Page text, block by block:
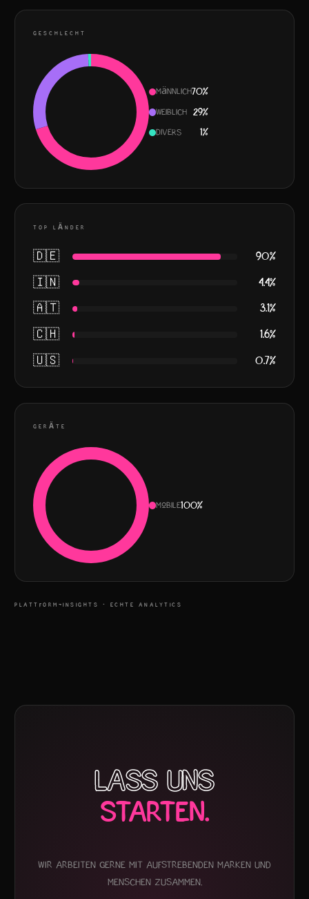
GESCHLECHT
Männlich70%
Weiblich 29%
Divers 1%
TOP LÄNDER
🇩🇪 90%
🇮🇳 4.4%
🇦🇹 3.1%
🇨🇭 1.6%
🇺🇸 0.7%
GERÄTE
Mobile100%
PLATTFORM-INSIGHTS · ECHTE ANALYTICS
LASS UNS
STARTEN.
Wir arbeiten gerne mit aufstrebenden Marken und
Menschen zusammen.